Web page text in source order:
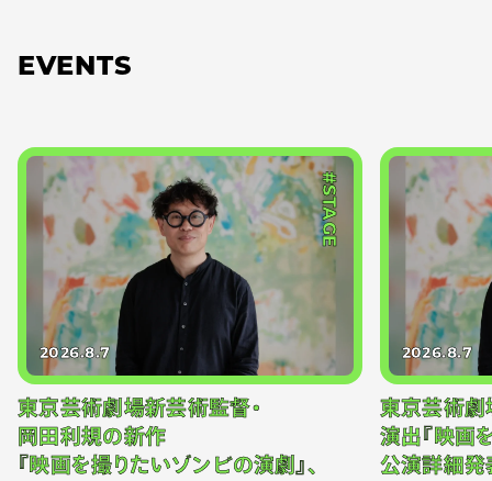
EVENTS
#STAGE
2026.8.7
東京芸術劇場新芸術監督・
岡田利規の新作
『映画を撮りたいゾンビの演劇』、
2026.8.7
東京芸術劇
演出『映画
公演詳細発